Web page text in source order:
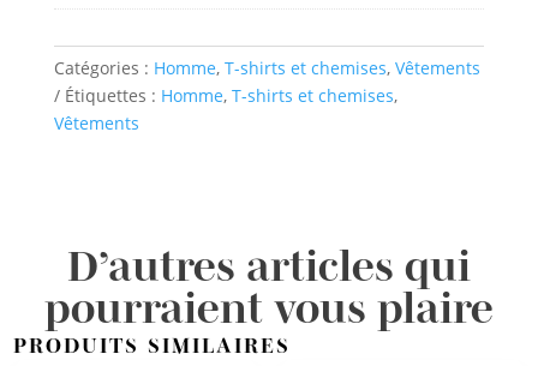
Catégories : Homme, T-shirts et chemises, Vêtements
Étiquettes : Homme, T-shirts et chemises,
Vêtements
D’autres articles qui
pourraient vous plaire
PRODUITS SIMILAIRES